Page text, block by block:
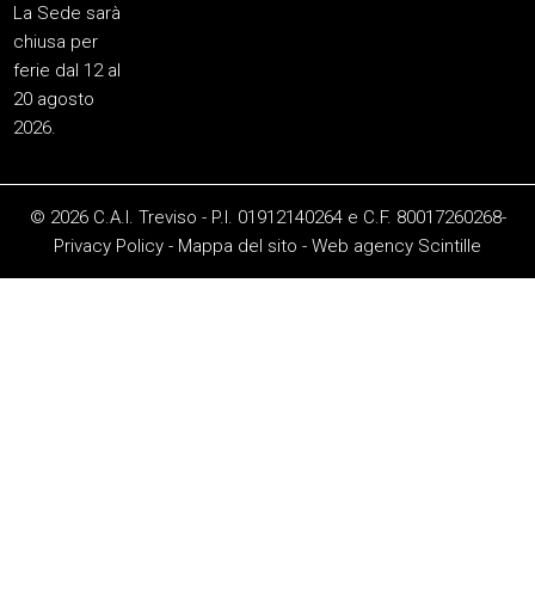
La Sede sarà
chiusa per
ferie dal 12 al
20 agosto
2026.
© 2026 C.A.I. Treviso - P.I. 01912140264 e C.F. 80017260268-
Privacy Policy - Mappa del sito - Web agency Scintille